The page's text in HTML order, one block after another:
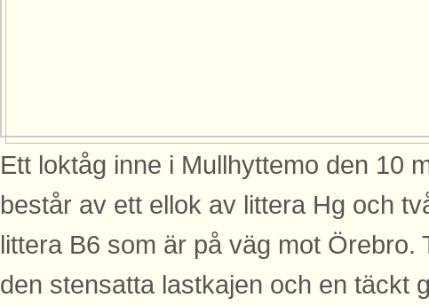
Ett loktåg inne i Mullhyttemo den 10
består av ett ellok av littera Hg och
littera B6 som är på väg mot Örebro.
den stensatta lastkajen och en täckt